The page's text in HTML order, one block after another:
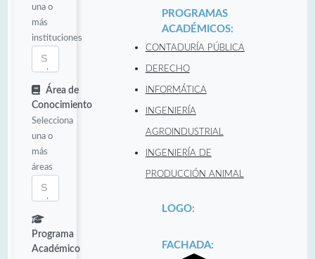
una o
más
instituciones
Área de
Conocimiento
Selecciona
una o
más
áreas
Programa
Académico
PROGRAMAS
ACADÉMICOS:
CONTADURÍA PÚBLICA
DERECHO
INFORMÁTICA
INGENIERÍA
AGROINDUSTRIAL
INGENIERÍA DE
PRODUCCIÓN ANIMAL
LOGO:
FACHADA: